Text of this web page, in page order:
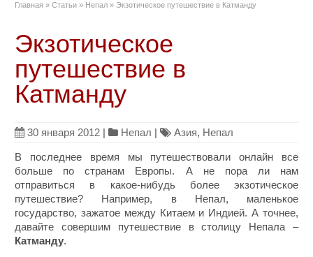
Главная » Статьи » Непал » Экзотическое путешествие в Катманду
Экзотическое
путешествие в
Катманду
30 января 2012 | Непал | Азия, Непал
В последнее время мы путешествовали онлайн все
больше по странам Европы. А не пора ли нам
отправиться в какое-нибудь более экзотическое
путешествие? Например, в Непал, маленькое
государство, зажатое между Китаем и Индией. А точнее,
давайте совершим путешествие в столицу Непала –
Катманду.